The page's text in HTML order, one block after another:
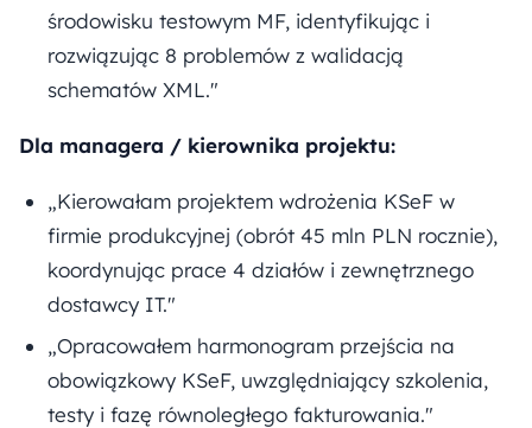
środowisku testowym MF, identyfikując i
rozwiązując 8 problemów z walidacją
schematów XML."
Dla managera / kierownika projektu:
„Kierowałam projektem wdrożenia KSeF w
firmie produkcyjnej (obrót 45 mln PLN rocznie),
koordynując prace 4 działów i zewnętrznego
dostawcy IT."
„Opracowałem harmonogram przejścia na
obowiązkowy KSeF, uwzględniający szkolenia,
testy i fazę równoległego fakturowania."